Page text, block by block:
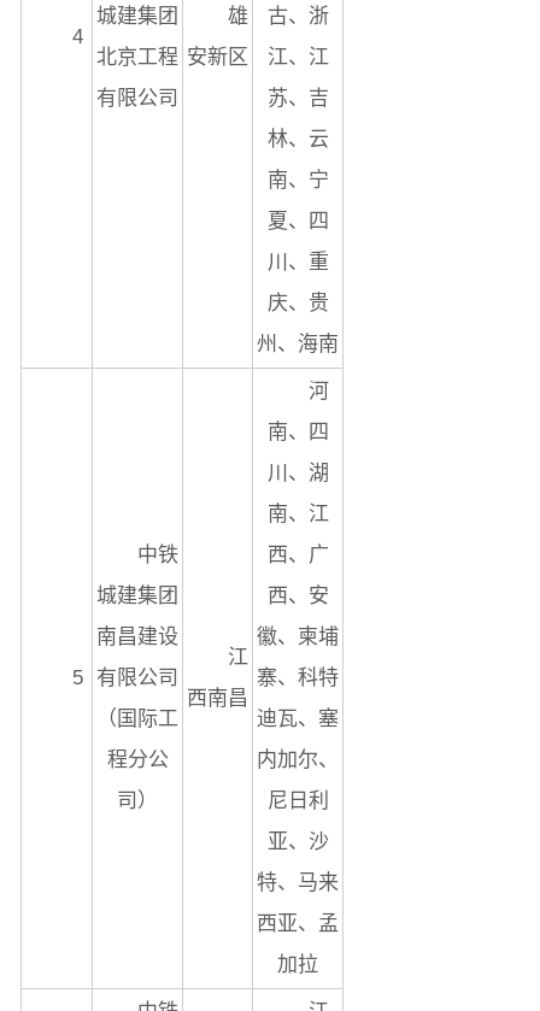
4
城建集团
北京工程
有限公司
雄
安新区
古、浙
江、江
苏、吉
林、云
南、宁
夏、四
川、重
庆、贵
州、海南
5
中铁
城建集团
南昌建设
有限公司
（国际工
程分公
司）
江
西南昌
河
南、四
川、湖
南、江
西、广
西、安
徽、柬埔
寨、科特
迪瓦、塞
内加尔、
尼日利
亚、沙
特、马来
西亚、孟
加拉